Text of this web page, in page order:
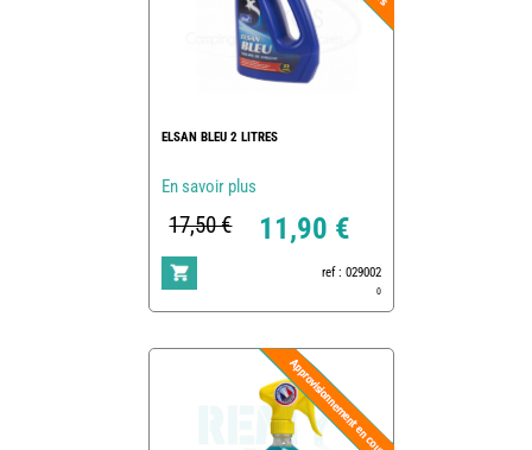
ELSAN BLEU 2 LITRES
En savoir plus
17,50 € 11,90 €
ref : 029002
0